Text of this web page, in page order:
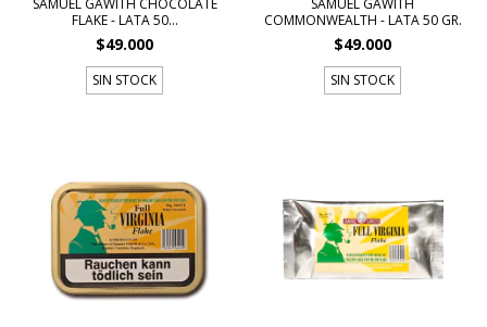
FLAKE - LATA 50...
$49.000
SIN STOCK
COMMONWEALTH - LATA 50 GR.
$49.000
SIN STOCK